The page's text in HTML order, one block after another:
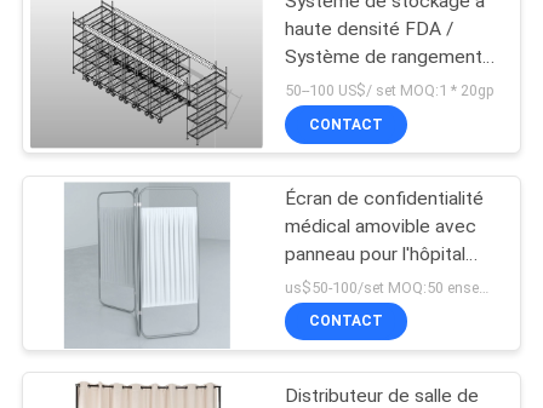
Chariot utilitaire en
fil métallique
41
Paniers grillagés
haute densité FDA /
Système de rangement à
rouleaux standard NSF
pour le service
alimentaire
50--100 US$/ set MOQ:1 * 20gp
CONTACT
Écran de confidentialité
médical amovible avec
panneau pour l'hôpital
COVID-19
CONTACT
Distributeur de salle de